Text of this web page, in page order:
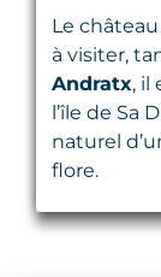
Le
à visiter,
Andratx, il
l’île de Sa
naturel
flore.